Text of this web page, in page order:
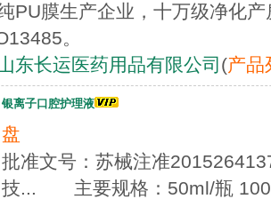
PU膜生产企业，十万级净化
。
东长运医药用品有限公司 (产品
银离子口腔护理液
盘
批准文号：苏械注准
技... 主要规格：50ml/瓶